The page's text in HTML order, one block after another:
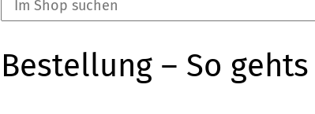
Bestellung – So gehts